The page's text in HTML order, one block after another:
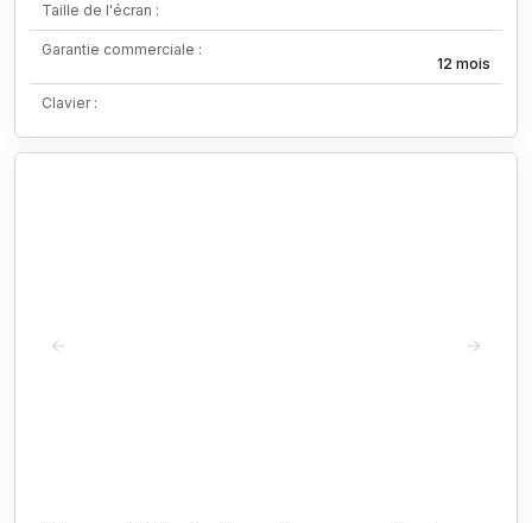
Taille de l'écran :
Garantie commerciale :
12 mois
Clavier :